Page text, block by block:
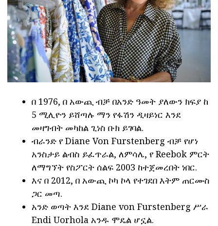
በ 1976, በ አውጪ ብቻ በአንድ ዓመት ያለውን ክፍያ ከ
5 ሚሊዮን ይሸጣሉ ማን የፋሽን ዲዛይነር እንደ
መዛግብት መካከል ጊነስ ቡክ ይገባል.
ብራንድ የ Diane Von Furstenberg ብቻ የሆነ
አንስታይ ልብስ ይፈጥራል, ለምሳሌ, የ Reebok ምርት
ለማግኘት የስፖርት ሰልፍ 2003 ከተጀመረበት ነበር.
እና በ 2012, በ አውጪ ኮካ ኮላ የተገደበ እትም ጠርሙስ
ጋር መጣ.
አንድ ወጣት እንደ Diane von Furstenberg ሥራ
Endi Uorhola አንዱ ሞዴል ሆኗል.